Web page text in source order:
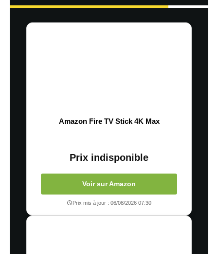
Amazon Fire TV Stick 4K Max
Prix indisponible
Voir sur Amazon
Prix mis à jour : 06/08/2026 07:30